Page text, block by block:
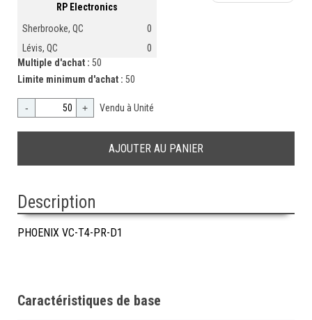
RP Electronics
Sherbrooke, QC
0
Lévis, QC
0
Multiple d'achat : 50
Limite minimum d'achat : 50
- + Vendu à Unité
Description
PHOENIX VC-T4-PR-D1
Caractéristiques de base